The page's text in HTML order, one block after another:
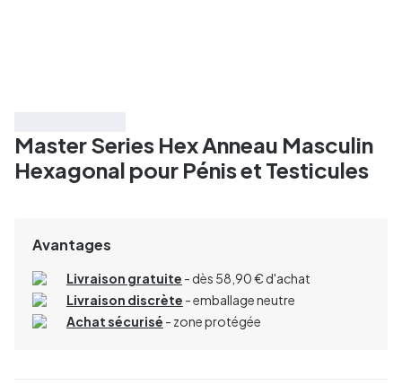
Master Series Hex Anneau Masculin
Hexagonal pour Pénis et Testicules
Avantages
Livraison gratuite - dès 58,90 € d'achat
Livraison discrète - emballage neutre
Achat sécurisé - zone protégée